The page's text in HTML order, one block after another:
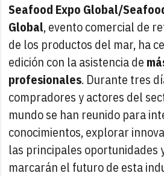
Seafood Expo Global/
Global, evento comercial de
de los productos del mar, ha
edición con la asistencia de
profesionales. Durante tres
compradores y actores del
mundo se han reunido para
conocimientos, explorar
las principales oportunidades
marcarán el futuro de esta